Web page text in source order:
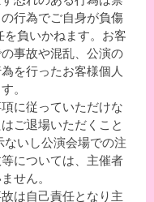
行為でご自身が負傷
負いかねます。お客
事故や混乱、公演の
を行ったお客様個人
。
に従っていただけな
ご退場いただくこと
いし公演会場での注
については、主催者
せん。
は自己責任となり主